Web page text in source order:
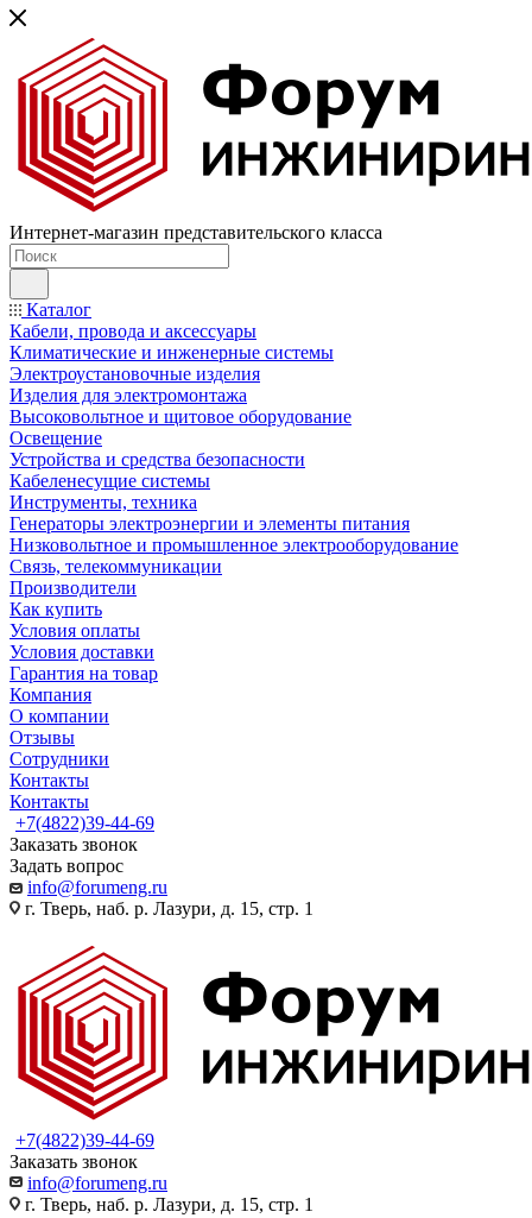
Интернет-магазин представительского класса
Каталог
Кабели, провода и аксессуары
Климатические и инженерные системы
Электроустановочные изделия
Изделия для электромонтажа
Высоковольтное и щитовое оборудование
Освещение
Устройства и средства безопасности
Кабеленесущие системы
Инструменты, техника
Генераторы электроэнергии и элементы питания
Низковольтное и промышленное электрооборудование
Связь, телекоммуникации
Производители
Как купить
Условия оплаты
Условия доставки
Гарантия на товар
Компания
О компании
Отзывы
Сотрудники
Контакты
Контакты
+7(4822)39-44-69
Заказать звонок
Задать вопрос
info@forumeng.ru
г. Тверь, наб. р. Лазури, д. 15, стр. 1
+7(4822)39-44-69
Заказать звонок
info@forumeng.ru
г. Тверь, наб. р. Лазури, д. 15, стр. 1